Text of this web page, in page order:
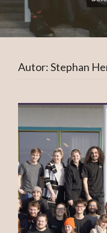
Autor:Stephan